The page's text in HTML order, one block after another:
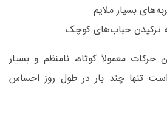
بسیار ملایم
ترکیدن حباب‌های کوچک
حرکات معمولاً کوتاه، نامنظم و بسیار
تنها چند بار در طول روز احساس